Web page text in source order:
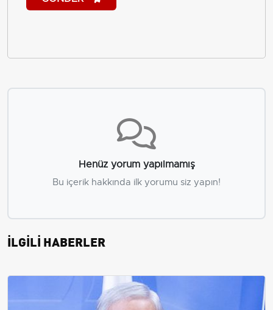
Henüz yorum yapılmamış
Bu içerik hakkında ilk yorumu siz yapın!
İLGİLİ HABERLER